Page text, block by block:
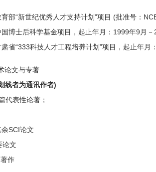
育部“新世纪优秀人才支持计划”项目 (批准号：
国博士后科学基金项目，起止年月：1999年9月－
肃省“333科技人才工程培养计划”项目，起止年月
论文与专著
线者为通讯作者)
代表性论著；
SCI论文
论文
作